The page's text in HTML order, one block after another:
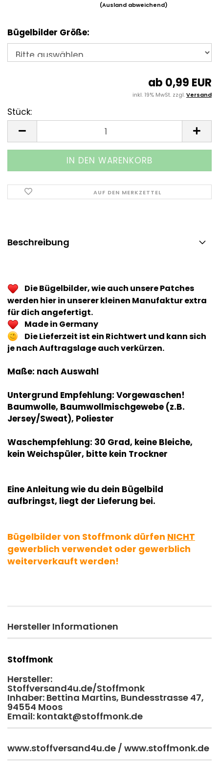
(Ausland abweichend)
Bügelbilder Größe:
ab 0,99 EUR
inkl. 19% MwSt. zzgl.Versand
Stück:
AUF DEN MERKZETTEL
Beschreibung
Die Bügelbilder, wie auch unsere Patches
werden hier in unserer kleinen Manufaktur extra
für dich angefertigt.
Made in Germany
Die Lieferzeit ist ein Richtwert und kann sich
je nach Auftragslage auch verkürzen.
Maße: nach Auswahl
Untergrund Empfehlung: Vorgewaschen!
Baumwolle, Baumwollmischgewebe (z.B.
Jersey/Sweat), Poliester
Waschempfehlung: 30 Grad, keine Bleiche,
kein Weichspüler, bitte kein Trockner
Eine Anleitung wie du dein Bügelbild
aufbringst, liegt der Lieferung bei.
Bügelbilder von Stoffmonk dürfen NICHT
gewerblich verwendet oder gewerblich
weiterverkauft werden!
Hersteller Informationen
Stoffmonk
Hersteller:
Stoffversand4u.de/Stoffmonk
Inhaber: Bettina Martins, Bundesstrasse 47,
94554 Moos
Email: kontakt@stoffmonk.de
www.stoffversand4u.de / www.stoffmonk.de